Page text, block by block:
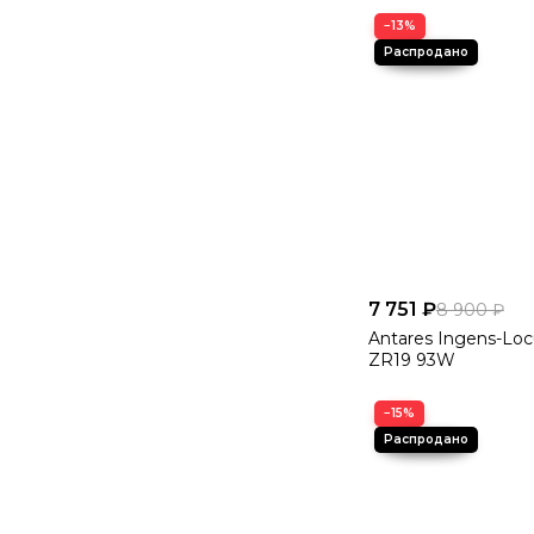
−13%
7 751 ₽8 900 ₽
Antares Ingens-
ZR19 93W
−15%